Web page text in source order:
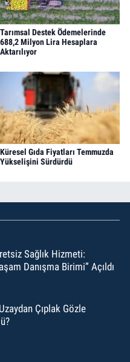
Tarımsal Destek Ödemelerinde
688,2 Milyon Lira Hesaplara
Aktarılıyor
Küresel Gıda Fiyatları Temmuzda
Yükselişini Sürdürdü
Sağlık Hizmeti:
Danışma Birimi” Açıldı
Çıplak Gözle